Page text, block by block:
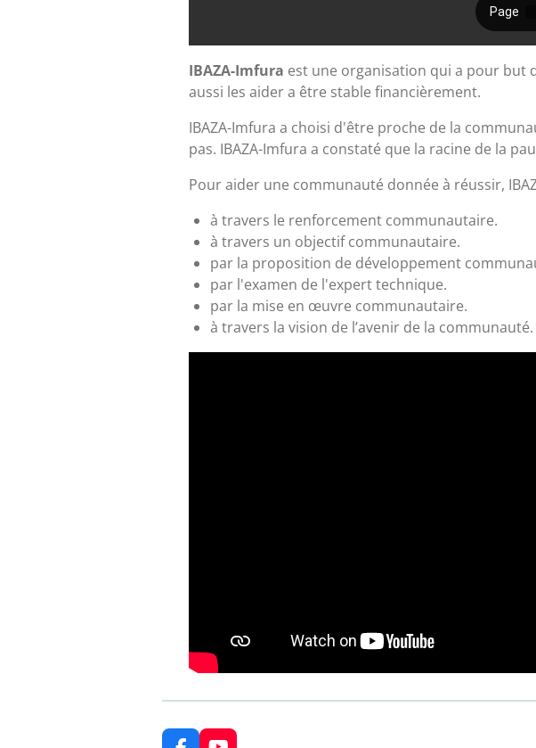
IBAZA-Imfura est une organisation qui a pour but
aussi les aider a être stable financièrement.
IBAZA-Imfura a choisi d'être proche de la
pas. IBAZA-Imfura a constaté que la racine de la
Pour aider une communauté donnée à réussir,
à travers le renforcement communautaire.
à travers un objectif communautaire.
par la proposition de développement
par l'examen de l'expert technique.
par la mise en œuvre communautaire.
à travers la vision de l’avenir de la communauté.